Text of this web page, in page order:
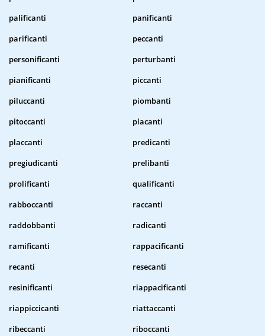
palificanti
panificanti
parificanti
peccanti
personificanti
perturbanti
pianificanti
piccanti
piluccanti
piombanti
pitoccanti
placanti
placcanti
predicanti
pregiudicanti
prelibanti
prolificanti
qualificanti
rabboccanti
raccanti
raddobbanti
radicanti
ramificanti
rappacificanti
recanti
resecanti
resinificanti
riappacificanti
riappiccicanti
riattaccanti
ribeccanti
riboccanti